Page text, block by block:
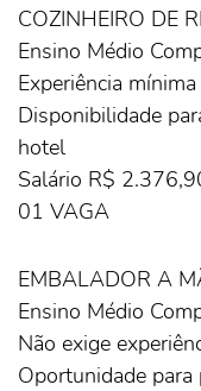
COZINHEIRO DE
Ensino Médio
Experiência
Disponibilidade
hotel
Salário R$
01 VAGA
EMBALADOR A
Ensino Médio
Não exige
Oportunidade para